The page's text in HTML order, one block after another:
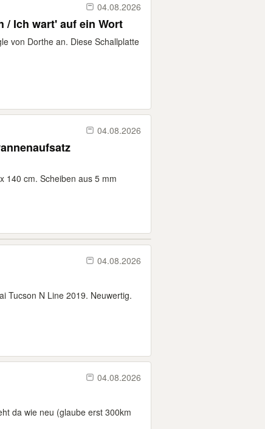
04.08.2026
/ Ich wart' auf ein Wort
von Dorthe an. Diese Schallplatte
04.08.2026
140 cm. Scheiben aus 5 mm
04.08.2026
Tucson N Line 2019. Neuwertig.
04.08.2026
da wie neu (glaube erst 300km